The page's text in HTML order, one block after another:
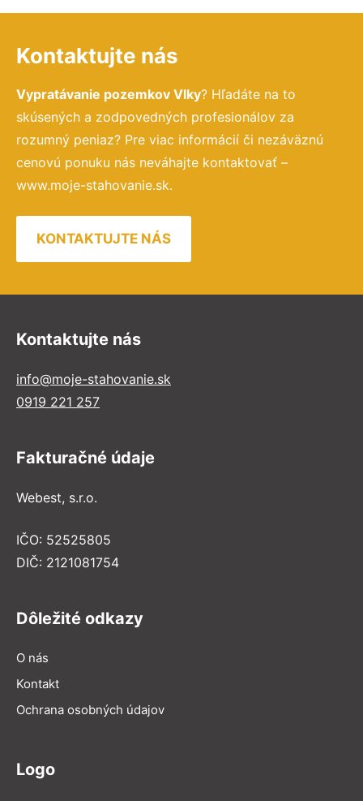
Kontaktujte nás
Vypratávanie pozemkov Vlky? Hľadáte na to
skúsených a zodpovedných profesionálov za
rozumný peniaz? Pre viac informácií či nezáväznú
cenovú ponuku nás neváhajte kontaktovať –
www.moje-stahovanie.sk.
KONTAKTUJTE NÁS
Kontaktujte nás
info@moje-stahovanie.sk
0919 221 257
Fakturačné údaje
Webest, s.r.o.
IČO: 52525805
DIČ: 2121081754
Dôležité odkazy
O nás
Kontakt
Ochrana osobných údajov
Logo